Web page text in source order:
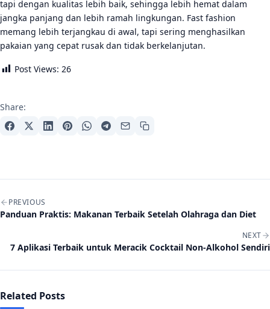
tapi dengan kualitas lebih baik, sehingga lebih hemat dalam
jangka panjang dan lebih ramah lingkungan. Fast fashion
memang lebih terjangkau di awal, tapi sering menghasilkan
pakaian yang cepat rusak dan tidak berkelanjutan.
Post Views: 26
Share:
Post navigation
PREVIOUS
Panduan Praktis: Makanan Terbaik Setelah Olahraga dan Diet
NEXT
7 Aplikasi Terbaik untuk Meracik Cocktail Non-Alkohol Sendiri
Related Posts